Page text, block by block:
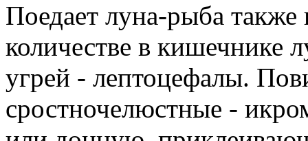
Поедает луна-рыба
количестве в кишечнике
угрей - лептоцефалы.
сростночелюстные -